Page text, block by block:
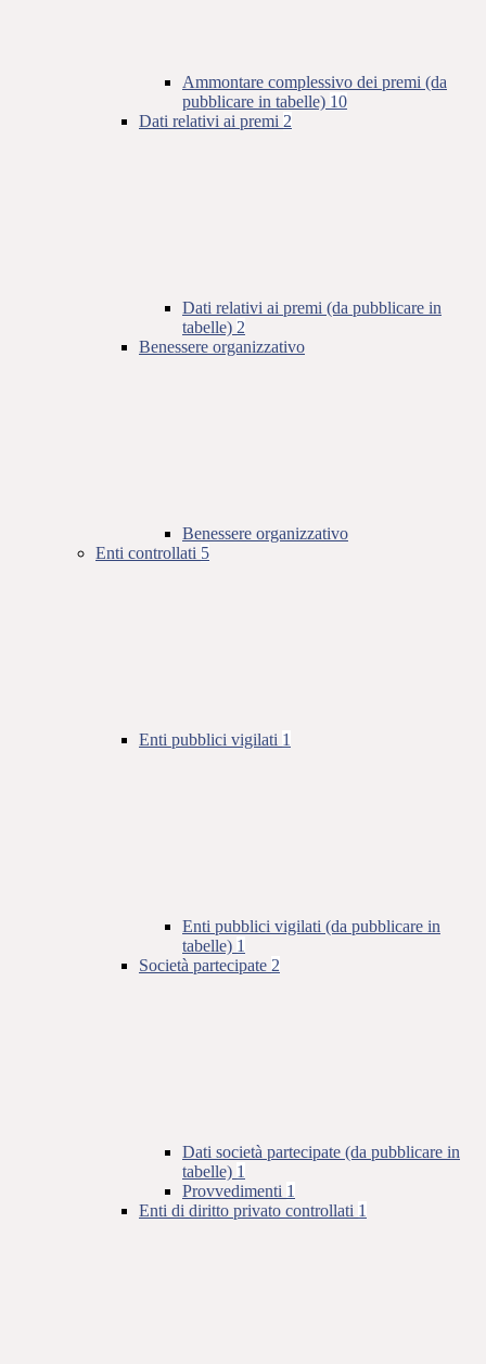
Ammontare complessivo dei premi (da
pubblicare in tabelle) 10
Dati relativi ai premi 2
Dati relativi ai premi (da pubblicare in
tabelle) 2
Benessere organizzativo
Benessere organizzativo
Enti controllati 5
Enti pubblici vigilati 1
Enti pubblici vigilati (da pubblicare in
tabelle) 1
Società partecipate 2
Dati società partecipate (da pubblicare in
tabelle) 1
Provvedimenti 1
Enti di diritto privato controllati 1